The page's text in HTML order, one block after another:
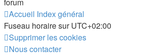
Accueil Index général
Fuseau horaire surUTC+02:00
Supprimer les cookies
Nous contacter